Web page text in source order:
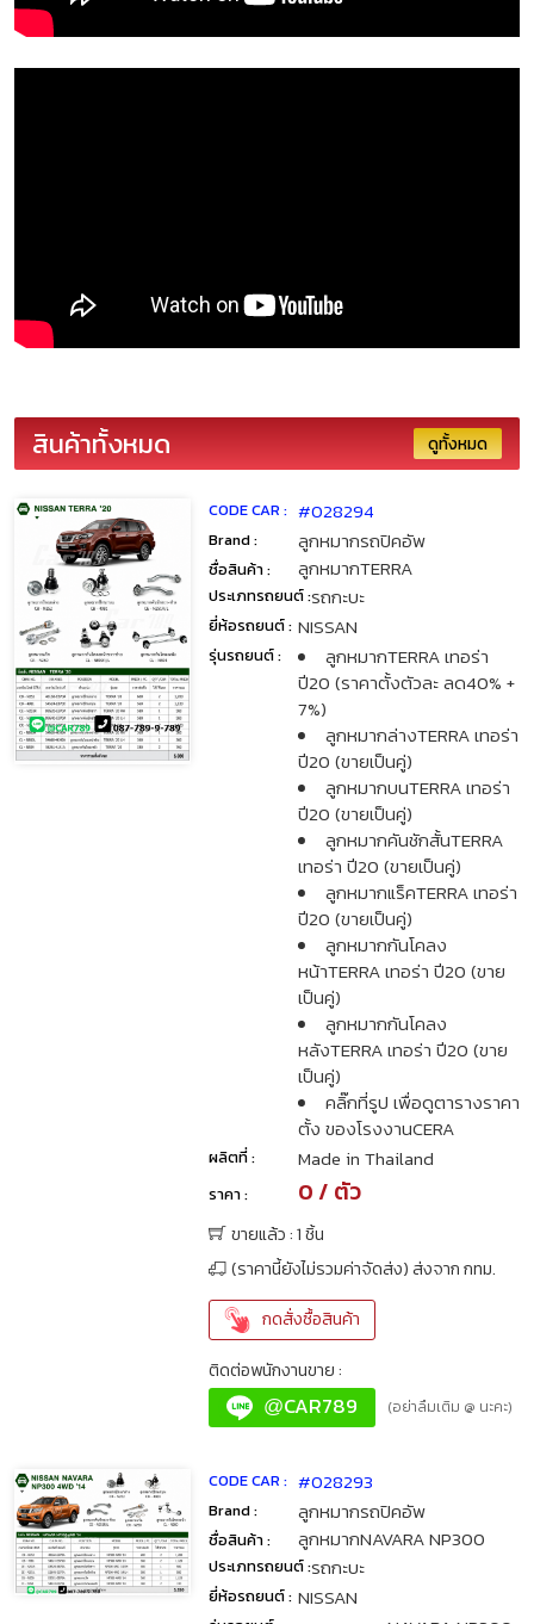
สินค้าทั้งหมด ดูทั้งหมด
CODE CAR : #028294
Brand : ลูกหมากรถปิคอัพ
ชื่อสินค้า : ลูกหมากTERRA
ประเภทรถยนต์ :รถกะบะ
ยี่ห้อรถยนต์ : NISSAN
รุ่นรถยนต์ :
ลูกหมากTERRA เทอร่า
ปี20 (ราคาตั้งตัวละ ลด40% +
7%)
ลูกหมากล่างTERRA เทอร่า
ปี20 (ขายเป็นคู่)
ลูกหมากบนTERRA เทอร่า
ปี20 (ขายเป็นคู่)
ลูกหมากคันชักสั้นTERRA
เทอร่า ปี20 (ขายเป็นคู่)
ลูกหมากแร็คTERRA เทอร่า
ปี20 (ขายเป็นคู่)
ลูกหมากกันโคลง
หน้าTERRA เทอร่า ปี20 (ขาย
เป็นคู่)
ลูกหมากกันโคลง
หลังTERRA เทอร่า ปี20 (ขาย
เป็นคู่)
คลิ๊กที่รูป เพื่อดูตารางราคา
ตั้ง ของโรงงานCERA
ผลิตที่ : Made in Thailand
ราคา : 0 / ตัว
ขายแล้ว : 1 ชิ้น
(ราคานี้ยังไม่รวมค่าจัดส่ง) ส่งจาก กทม.
กดสั่งซื้อสินค้า
ติดต่อพนักงานขาย :
@CAR789 (อย่าลืมเติม @ นะคะ)
CODE CAR : #028293
Brand : ลูกหมากรถปิคอัพ
ชื่อสินค้า : ลูกหมากNAVARA NP300
ประเภทรถยนต์ :รถกะบะ
ยี่ห้อรถยนต์ : NISSAN